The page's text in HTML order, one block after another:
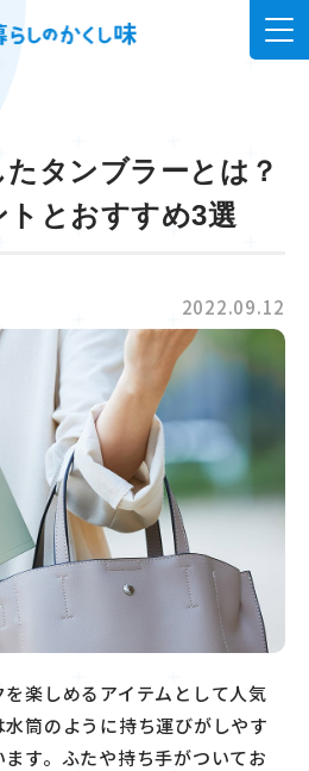
タンブラーとは？
とおすすめ3選
2022.09.12
楽しめるアイテムとして人気
筒のように持ち運びがしやす
す。ふたや持ち手がついてお